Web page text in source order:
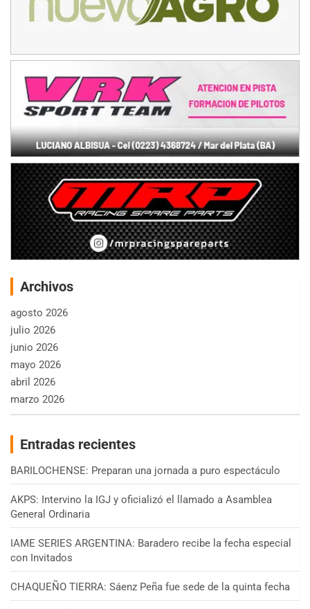
Archivos
agosto 2026
julio 2026
junio 2026
mayo 2026
abril 2026
marzo 2026
Entradas recientes
BARILOCHENSE: Preparan una jornada a puro espectáculo
AKPS: Intervino la IGJ y oficializó el llamado a Asamblea
General Ordinaria
IAME SERIES ARGENTINA: Baradero recibe la fecha especial
con Invitados
CHAQUEÑO TIERRA: Sáenz Peña fue sede de la quinta fecha